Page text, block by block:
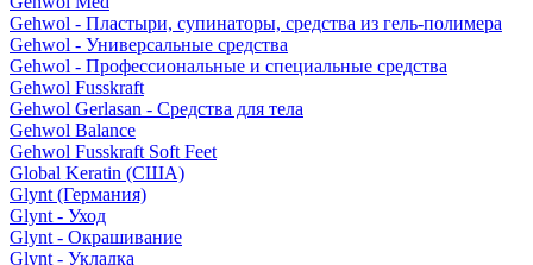
Gehwol - Пластыри, супинаторы, средства из гель-полимера
Gehwol - Универсальные средства
Gehwol - Профессиональные и специальные средства
Gehwol Fusskraft
Gehwol Gerlasan - Средства для тела
Gehwol Balance
Gehwol Fusskraft Soft Feet
Global Keratin (США)
Glynt (Германия)
Glynt - Уход
Glynt - Окрашивание
Glynt - Укладка